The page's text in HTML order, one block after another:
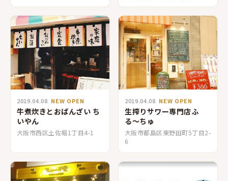
2019.04.08 NEW OPEN
牛煮炊きとおばんざい ち
いやん
大阪市西区土佐堀1丁目4-1
2019.04.08 NEW OPEN
生搾りサワー専門店ふ
る〜ちゅ
大阪市都島区東野田町5丁目2-
6